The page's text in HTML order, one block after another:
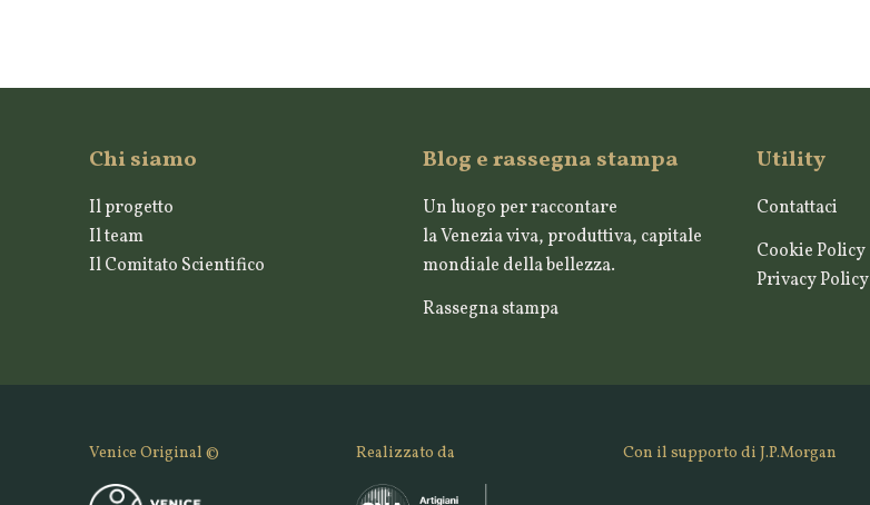
Chi siamo
Il progetto
Il team
Il Comitato Scientifico
Blog e rassegna stampa
Un luogo per raccontare
la Venezia viva, produttiva, capitale
mondiale della bellezza.
Rassegna stampa
Utility
Contattaci
Cookie Policy
Privacy Policy
Venice Original © Realizzato da Con il supporto di J.P.Morgan